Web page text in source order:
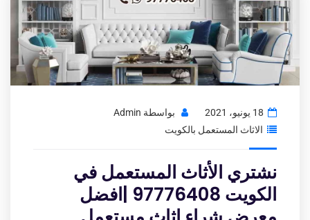
18 يونيو، 2021 بواسطة Admin
الاثاث المستعمل بالكويت
نشتري الأثاث المستعمل في
الكويت 97776408 |افضل